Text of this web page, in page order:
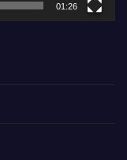
01:26